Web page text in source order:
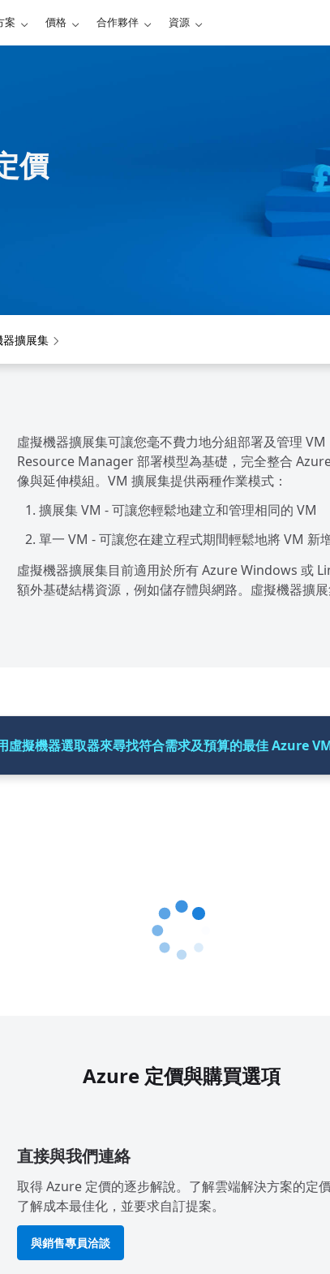
案 價格 合作夥伴 資源
價
器擴展集
虛擬機器擴展集可讓您毫不費力地分組部署及管理
Resource Manager 部署模型為基礎，完全整合
像與延伸模組。VM 擴展集提供兩種作業模式：
擴展集 VM - 可讓您輕鬆地建立和管理相同的 VM
單一 VM - 可讓您在建立程式期間輕鬆地將 VM 新
虛擬機器擴展集目前適用於所有 Azure Windows 或
額外基礎結構資源，例如儲存體與網路。虛擬機器擴
虛擬機器選取器來尋找符合需求及預算的最佳 Azure
Azure 定價與購買選項
直接與我們連絡
取得 Azure 定價的逐步解說。了解雲端解決方案的定價
了解成本最佳化，並要求自訂提案。
與銷售專員洽談